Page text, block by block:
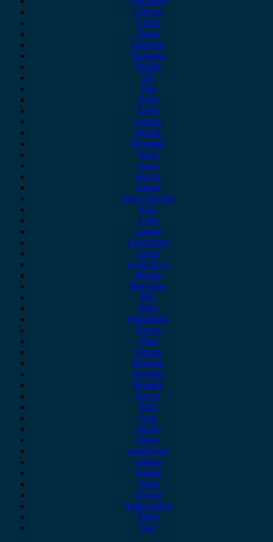
Citroen
Cupra
Dacia
Daewoo
Daihatsu
Dodge
DS
Fiat
Ford
Geely
Gonow
Honda
Hyundai
Isuzu
iveco
Jaecoo
Jaguar
Jeep Chrysler
KIA
Lada
Lancia
Leapmotor
Lexus
Lynk & co
Mazda
Mercedes
MG
Mini
Mitsubishi
Nissan
Opel
Omoda
Peugeot
Porsche
Renault
Rover
Saab
Seat
Skoda
Smart
ssangyong
Subaru
Suzuki
Tesla
Toyota
Volkswagen
Volvo
Xev